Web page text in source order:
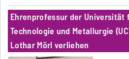
Ehrenprofessur der Universität
Technologie und Metallurgie
Lothar Mörl verliehen